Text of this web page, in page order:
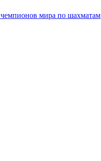
чемпионов мира по шахматам